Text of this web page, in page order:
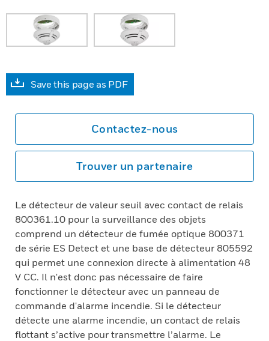
Save this page as PDF
Contactez-nous
Trouver un partenaire
Le détecteur de valeur seuil avec contact de relais
800361.10 pour la surveillance des objets
comprend un détecteur de fumée optique 800371
de série ES Detect et une base de détecteur 805592
qui permet une connexion directe à alimentation 48
V CC. Il n'est donc pas nécessaire de faire
fonctionner le détecteur avec un panneau de
commande d'alarme incendie. Si le détecteur
détecte une alarme incendie, un contact de relais
flottant s’active pour transmettre l’alarme. Le